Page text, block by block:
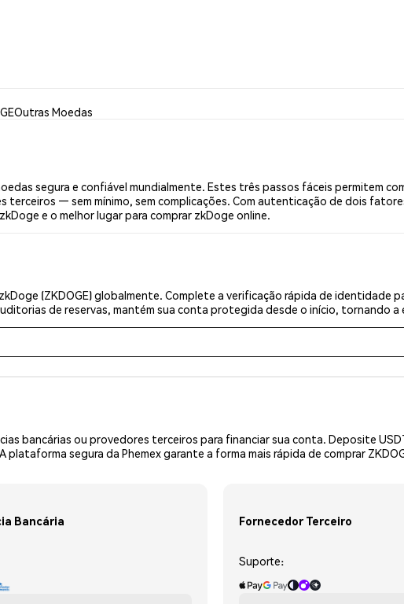
Outras Moedas
segura e confiável mundialmente. Estes três passos fáceis permitem
— sem mínimo, sem complicações. Com autenticação de dois
e o melhor lugar para comprar zkDoge online.
(ZKDOGE) globalmente. Complete a verificação rápida de identidade
de reservas, mantém sua conta protegida desde o início, tornando a
bancárias ou provedores terceiros para financiar sua conta. Deposite
segura da Phemex garante a forma mais rápida de comprar
Bancária Fornecedor Terceiro
Suporte: